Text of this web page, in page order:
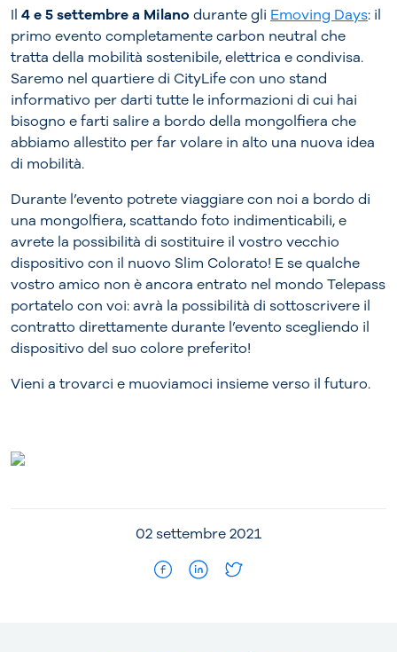
Il 4 e 5 settembre a Milano durante gli Emoving Days: il
primo evento completamente carbon neutral che
tratta della mobilità sostenibile, elettrica e condivisa.
Saremo nel quartiere di CityLife con uno stand
informativo per darti tutte le informazioni di cui hai
bisogno e farti salire a bordo della mongolfiera che
abbiamo allestito per far volare in alto una nuova idea
di mobilità.
Durante l’evento potrete viaggiare con noi a bordo di
una mongolfiera, scattando foto indimenticabili, e
avrete la possibilità di sostituire il vostro vecchio
dispositivo con il nuovo Slim Colorato! E se qualche
vostro amico non è ancora entrato nel mondo Telepass
portatelo con voi: avrà la possibilità di sottoscrivere il
contratto direttamente durante l’evento scegliendo il
dispositivo del suo colore preferito!
Vieni a trovarci e muoviamoci insieme verso il futuro.
02 settembre 2021